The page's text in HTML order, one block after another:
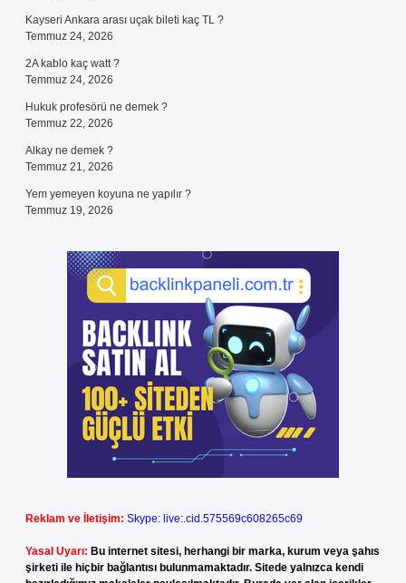
Kayseri Ankara arası uçak bileti kaç TL ?
Temmuz 24, 2026
2A kablo kaç watt ?
Temmuz 24, 2026
Hukuk profesörü ne demek ?
Temmuz 22, 2026
Alkay ne demek ?
Temmuz 21, 2026
Yem yemeyen koyuna ne yapılır ?
Temmuz 19, 2026
Reklam ve İletişim: Skype: live:.cid.575569c608265c69
Yasal Uyarı: Bu internet sitesi, herhangi bir marka, kurum veya şahıs
şirketi ile hiçbir bağlantısı bulunmamaktadır. Sitede yalnızca kendi